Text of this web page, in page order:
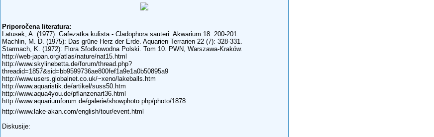
Priporočena literatura:
Latusek, A. (1977): Gafezatka kulista - Cladophora sauteri. Akwarium 18: 200-201.
Machlin, M. D. (1975): Das grüne Herz der Erde. Aquarien Terrarien 22 (7): 328-331.
Starmach, K. (1972): Flora Sfodkowodna Polski. Tom 10. PWN, Warszawa-Kraków.
http://web-japan.org/atlas/nature/nat15.html
http://www.skylinebetta.de/forum/thread.php?
threadid=1857&sid=bb9599736ae800fef1a9e1a0b50895a9
http://www.users.globalnet.co.uk/~xeno/lakeballs.htm
http://www.aquaristik.de/artikel/suss50.htm
http://www.aqua4you.de/pflanzenart36.html
http://www.aquariumforum.de/galerie/showphoto.php/photo/1878
http://www.lake-akan.com/english/tour/event.html
Diskusije: